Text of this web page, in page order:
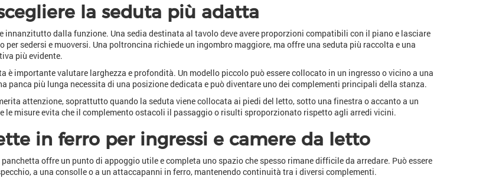
la seduta più adatta
innanzitutto dalla funzione. Una sedia destinata al tavolo deve avere proporzioni compatibili con il piano e lasciare
per sedersi e muoversi. Una poltroncina richiede un ingombro maggiore, ma offre una seduta più raccolta e una
più evidente.
è importante valutare larghezza e profondità. Un modello piccolo può essere collocato in un ingresso o vicino a una
panca più lunga necessita di una posizione dedicata e può diventare uno dei complementi principali della stanza.
attenzione, soprattutto quando la seduta viene collocata ai piedi del letto, sotto una finestra o accanto a un
le misure evita che il complemento ostacoli il passaggio o risulti sproporzionato rispetto agli arredi vicini.
in ferro per ingressi e camere da letto
panchetta offre un punto di appoggio utile e completa uno spazio che spesso rimane difficile da arredare. Può essere
a una consolle o a un attaccapanni in ferro, mantenendo continuità tra i diversi complementi.